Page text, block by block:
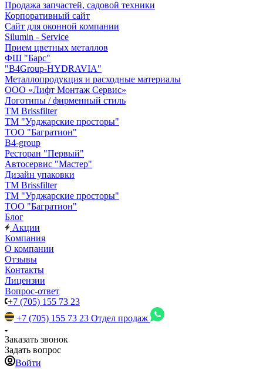
Продажа запчастей, садовой техники
Корпоративный сайт
Сайт для оконной компании
Silumin - Service
Прием цветных металлов
ФШ "Барс"
"B4Group-HYDRAVIA"
Металлопродукция и расходные материалы
OOO «Лифт Монтаж Сервис»
Логотипы / фирменный стиль
TM Brissfilter
ТМ "Урджарские просторы"
ТОО "Багратион"
B4-group
Ресторан "Первый"
Автосервис "Мастер"
Дизайн упаковки
TM Brissfilter
ТМ "Урджарские просторы"
ТОО "Багратион"
Блог
Акции
Компания
О компании
Отзывы
Контакты
Лицензии
Вопрос-ответ
+7 (705) 155 73 23
+7 (705) 155 73 23 Отдел продаж
Заказать звонок
Задать вопрос
Войти